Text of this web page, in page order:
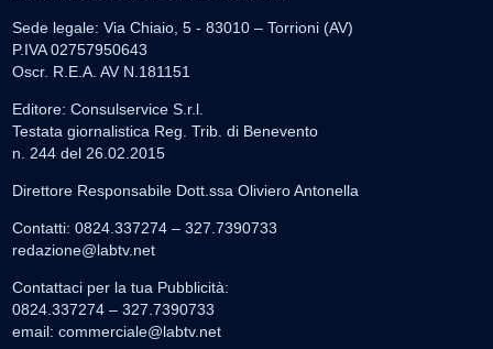
Sede legale: Via Chiaio, 5 - 83010 – Torrioni (AV)
P.IVA 02757950643
Oscr. R.E.A. AV N.181151
Editore: Consulservice S.r.l.
Testata giornalistica Reg. Trib. di Benevento
n. 244 del 26.02.2015
Direttore Responsabile Dott.ssa Oliviero Antonella
Contatti: 0824.337274 – 327.7390733
redazione@labtv.net
Contattaci per la tua Pubblicità:
0824.337274 – 327.7390733
email: commerciale@labtv.net